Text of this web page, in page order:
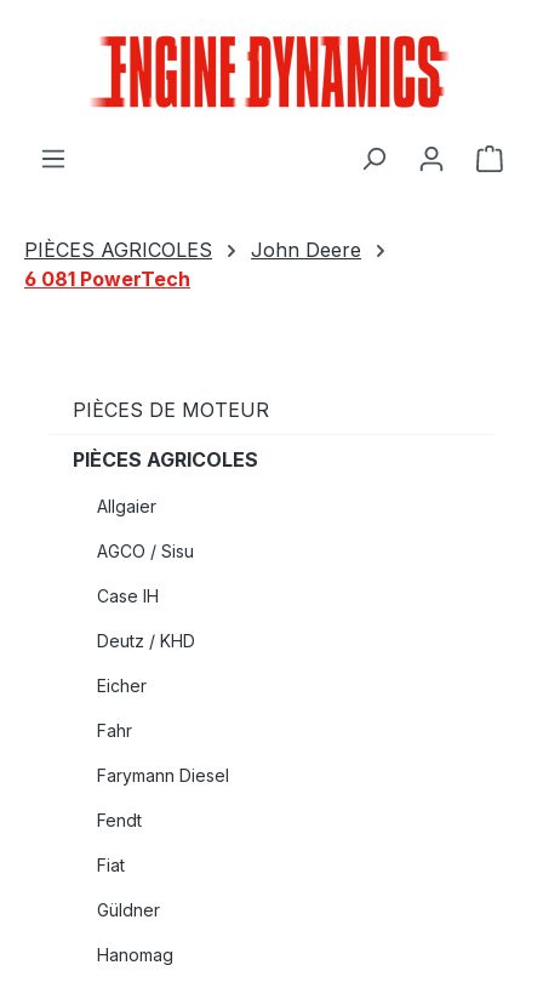
Le
PIÈCES AGRICOLES
John Deere
6 081 PowerTech
PIÈCES DE MOTEUR
PIÈCES AGRICOLES
Allgaier
AGCO / Sisu
Case IH
Deutz / KHD
Eicher
Fahr
Farymann Diesel
Fendt
Fiat
Güldner
Hanomag